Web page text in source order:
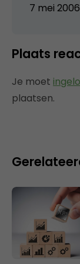
7 mei 2006
Plaats
Je moet
plaatsen.